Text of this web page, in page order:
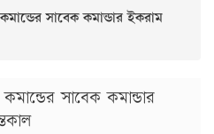
সাবেক কমান্ডার ইকরাম
সাবেক কমান্ডার